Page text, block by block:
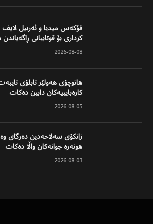
فۆکەس میدیا و ئەربیل
کرداری بۆ قوتابیانی
2026-08-08
هاتوچۆی هەولێر تابلۆی
کارەبایییەکان دابین دەکات
2026-08-05
زانکۆی سەلاحەدین دەرگای
هونەرە جوانەکان واڵا دەکات
2026-08-03